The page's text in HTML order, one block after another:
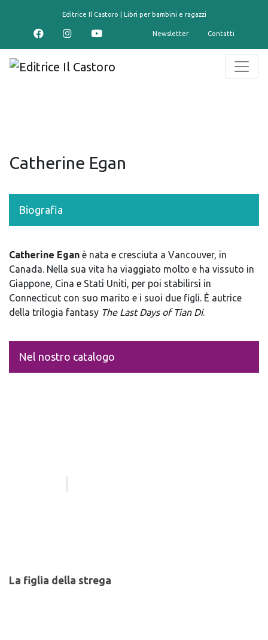
Editrice Il Castoro | Libri per bambini e ragazzi
Newsletter Contatti
Catherine Egan
Biografia
Catherine Egan è nata e cresciuta a Vancouver, in
Canada. Nella sua vita ha viaggiato molto e ha vissuto in
Giappone, Cina e Stati Uniti, per poi stabilirsi in
Connecticut con suo marito e i suoi due figli. È autrice
della trilogia fantasy The Last Days of Tian Di.
Nel nostro catalogo
La figlia della strega